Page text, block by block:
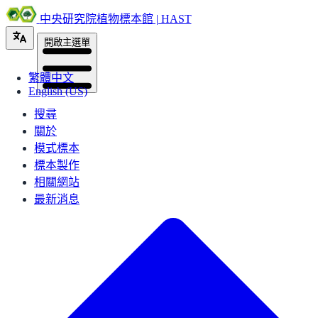
中央研究院植物標本館 | HAST
繁體中文
English (US)
開啟主選單
搜尋
關於
模式標本
標本製作
相關網站
最新消息